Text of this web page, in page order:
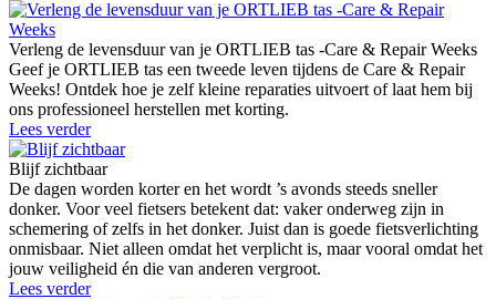
Verleng de levensduur van je ORTLIEB tas -Care & Repair Weeks
Geef je ORTLIEB tas een tweede leven tijdens de Care & Repair
Weeks! Ontdek hoe je zelf kleine reparaties uitvoert of laat hem bij
ons professioneel herstellen met korting.
Lees verder
Blijf zichtbaar
De dagen worden korter en het wordt ’s avonds steeds sneller
donker. Voor veel fietsers betekent dat: vaker onderweg zijn in
schemering of zelfs in het donker. Juist dan is goede fietsverlichting
onmisbaar. Niet alleen omdat het verplicht is, maar vooral omdat het
jouw veiligheid én die van anderen vergroot.
Lees verder